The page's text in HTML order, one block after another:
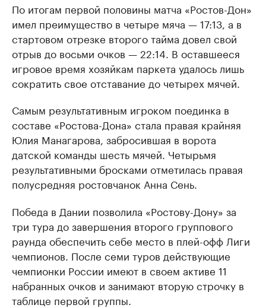
По итогам первой половины матча «Ростов-Дон»
имел преимущество в четыре мяча — 17:13, а в
стартовом отрезке второго тайма довел свой
отрыв до восьми очков — 22:14. В оставшееся
игровое время хозяйкам паркета удалось лишь
сократить свое отставание до четырех мячей.
Самым результативным игроком поединка в
составе «Ростова-Дона» стала правая крайняя
Юлия Манагарова, забросившая в ворота
датской команды шесть мячей. Четырьмя
результативными бросками отметилась правая
полусредняя ростовчанок Анна Сень.
Победа в Дании позволила «Ростову-Дону» за
три тура до завершения второго группового
раунда обеспечить себе место в плей-офф Лиги
чемпионов. После семи туров действующие
чемпионки России имеют в своем активе 11
набранных очков и занимают вторую строчку в
таблице первой группы.